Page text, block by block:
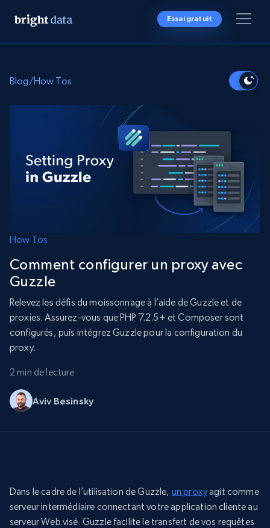
Essai gratuit
Blog/How Tos
How Tos
Comment configurer un proxy avec
Guzzle
Relevez les défis du moissonnage à l’aide de Guzzle et de
proxies. Assurez-vous que PHP 7.2.5+ et Composer sont
configurés, puis intégrez Guzzle pour la configuration du
proxy.
2 min de lecture
Aviv Besinsky
Dans le cadre de l’utilisation de Guzzle, un proxyagit comme
serveur intermédiaire connectant votre application cliente au
serveur Web visé. Guzzle facilite le transfert de vos requêtes